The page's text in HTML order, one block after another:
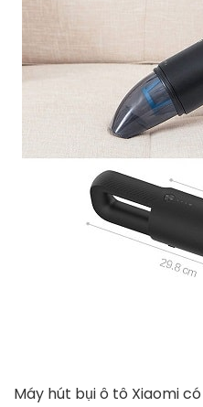
Máy hút bụi ô tô Xiaomi